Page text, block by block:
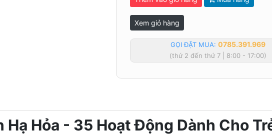
Xem giỏ hàng
GỌI ĐẶT MUA: 0785.391.969
(thứ 2 đến thứ 7 | 8:00 - 17:00)
Hạ Hỏa - 35 Hoạt Động Dành Cho